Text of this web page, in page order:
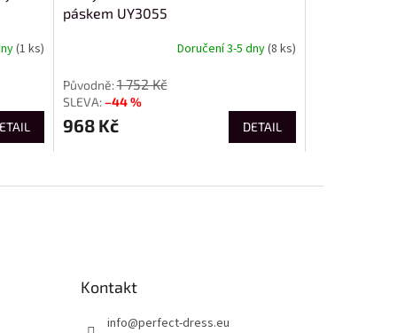
(1 ks)
páskem UY3055
Doručení 3-5 dny(8 ks)
1 752 Kč
–44 %
968 Kč DETAIL
Kontakt
info@perfect-dress.eu